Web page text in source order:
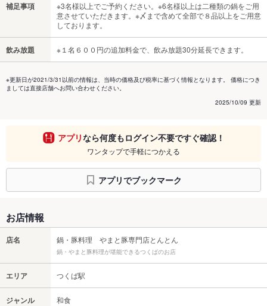
補足事項
※3名様以上でご予約ください。※6名様以上は二種類の鍋をご用
意させていただきます。※〆まで含めて全部で８品以上をご用意
しております。
飲み放題 ※１名６００円の追加料金で、飲み放題30分延長できます。
※更新日が2021/3/31以前の情報は、当時の価格及び税率に基づく情報となります。 価格につき
ましては直接店舗へお問い合わせください。
2025/10/09 更新
アプリなら何度もログイン不要ですぐ確認！
ワンタップで手軽につかえる
アプリでブックマーク
お店情報
店名 鍋・豚料理 やまと豚専門店とんとん
鍋・やまと豚料理が堪能できるつくばのお店
エリア つくば駅
ジャンル 和食